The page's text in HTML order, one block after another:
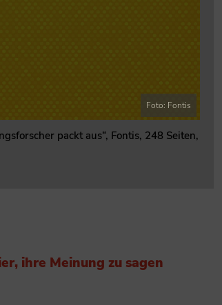
Foto: Fontis
packt aus“, Fontis, 248 Seiten,
ihre Meinung zu sagen